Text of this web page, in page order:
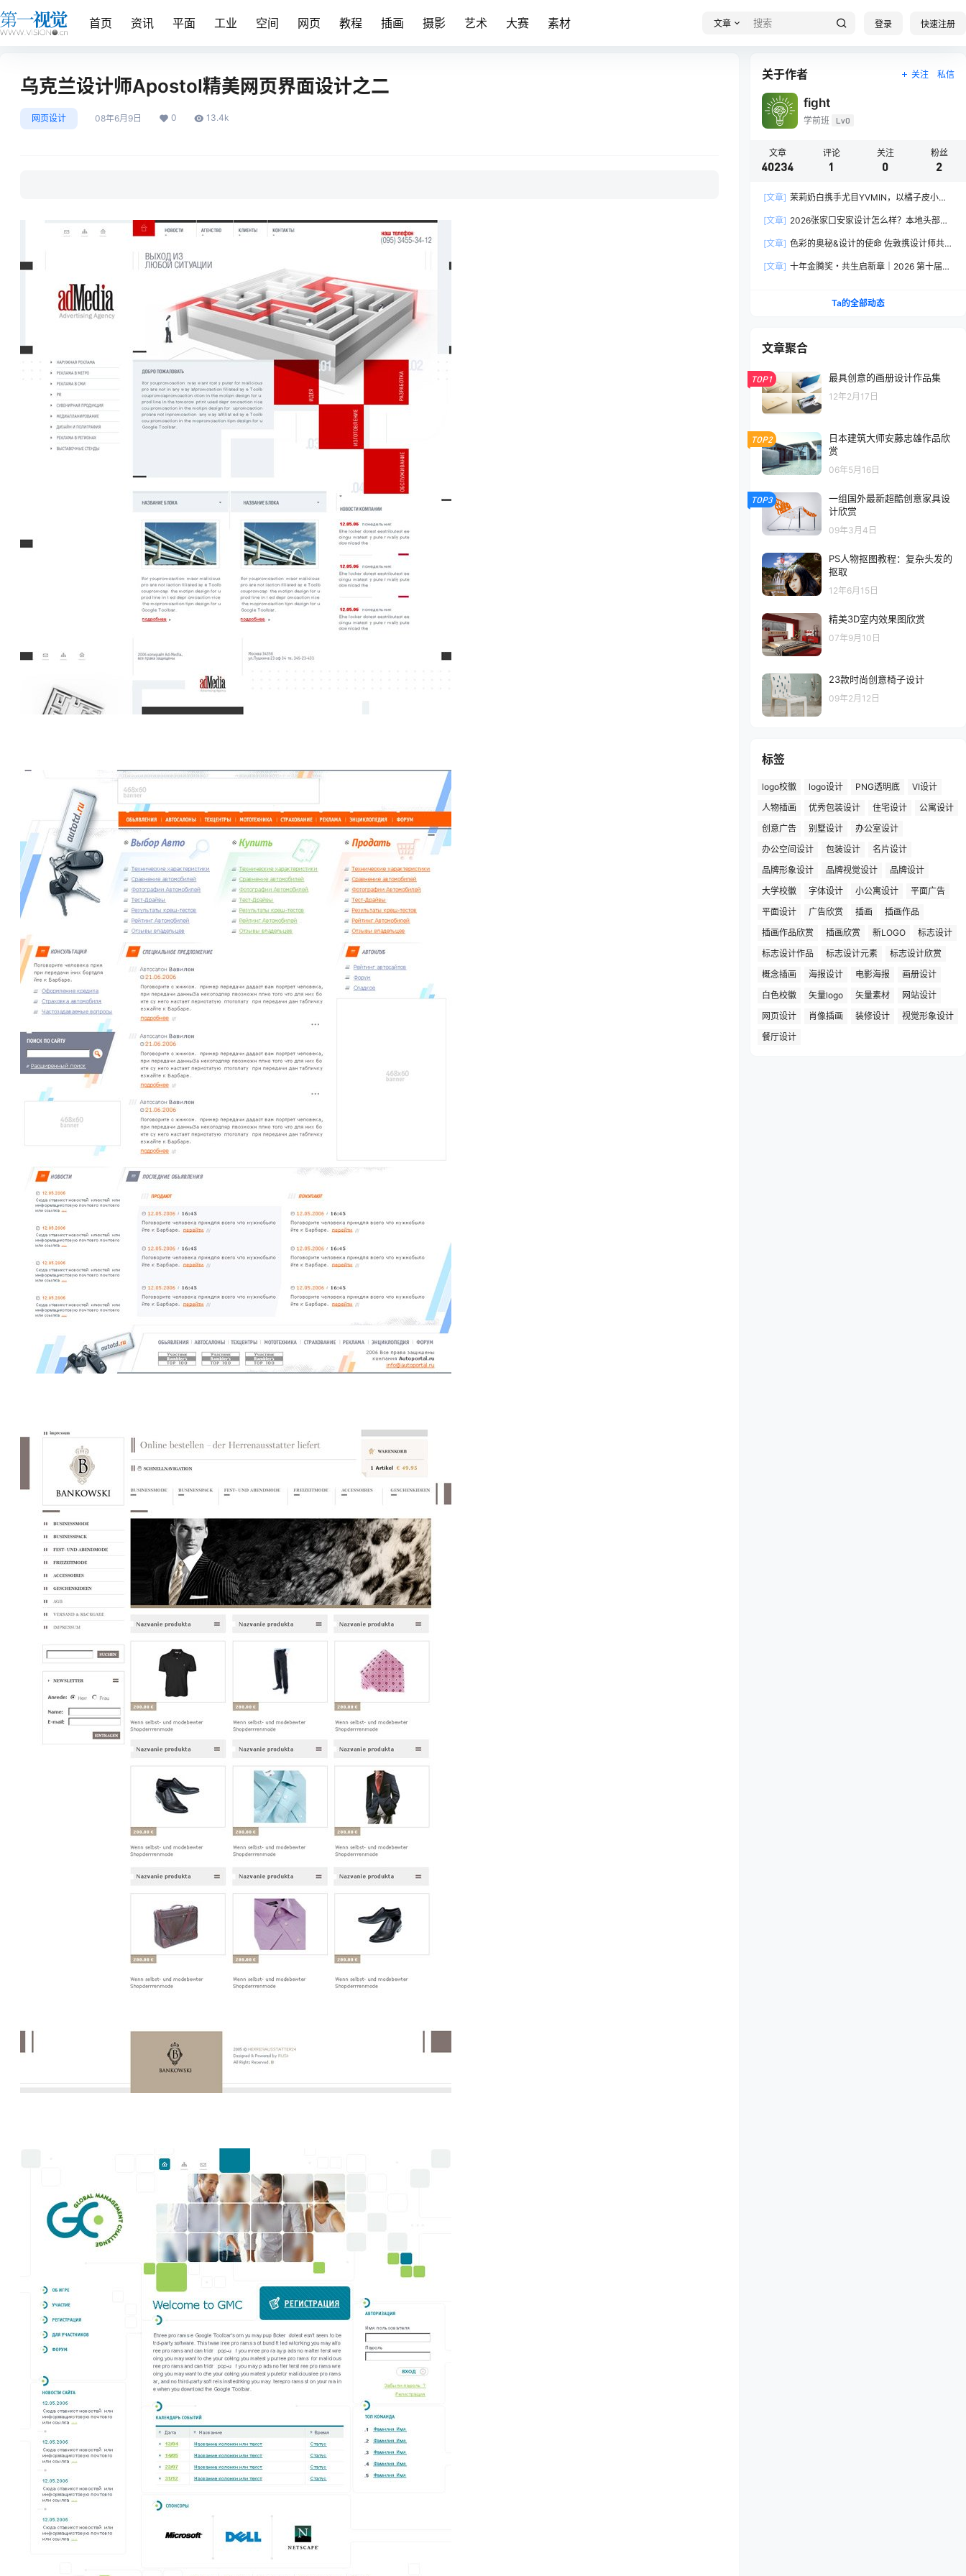
首页 资讯 平面 工业 空间 网页 教程 插画 摄影 艺术 大赛 素材 文章 登录 快速注册
乌克兰设计师Apostol精美网页界面设计之二
网页设计 08年6月9日 0 13.4k
关于作者 关注 私信
fight
学前班 Lv0
文章
40234
评论
1
关注
0
粉丝
2
[文章] 茉莉奶白携手尤目YVMIN，以橘子皮小熊
[文章] 2026张家口安家设计怎么样？本地头部全
[文章] 色彩的奥秘&设计的使命 佐敦携设计师共探
[文章] 十年金腾奖・共生启新章｜2026 第十届金
Ta的全部动态
文章聚合
TOP1 最具创意的画册设计作品集
12年2月17日
TOP2
日本建筑大师安藤忠雄作品欣
赏
06年5月16日
TOP3
一组国外最新超酷创意家具设
计欣赏
09年3月4日
PS人物抠图教程：复杂头发的
抠取
12年6月15日
精美3D室内效果图欣赏
07年9月10日
23款时尚创意椅子设计
09年2月12日
标签
logo校徽 logo设计 PNG透明底
VI设计
人物插画
优秀包装设计 住宅设计
公寓设计
创意广告
别墅设计
办公室设计
办公空间设计
包装设计
名片设计
品牌形象设计
品牌视觉设计
品牌设计
大学校徽
字体设计 小公寓设计
平面广告
平面设计
广告欣赏 插画
插画作品
插画作品欣赏
插画欣赏 新LOGO
标志设计
标志设计作品
标志设计元素
标志设计欣赏
概念插画
海报设计 电影海报
画册设计
白色校徽
矢量logo 矢量素材
网站设计
网页设计
肖像插画 装修设计
视觉形象设计
餐厅设计